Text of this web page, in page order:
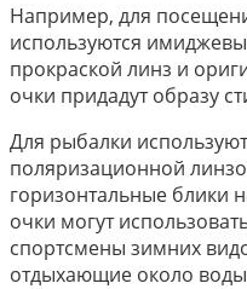
Например, для
используются
прокраской линз и
очки придадут образу
Для рыбалки
поляризационной
горизонтальные блики
очки могут
спортсмены зимних
отдыхающие около